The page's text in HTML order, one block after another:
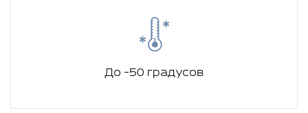
До -50 градусов